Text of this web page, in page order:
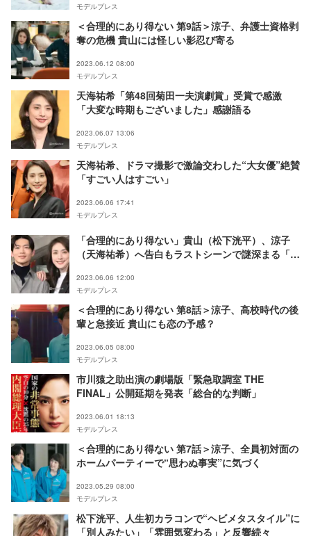
モデルプレス
＜合理的にあり得ない 第9話＞涼子、弁護士資格剥
奪の危機 貴山には怪しい影忍び寄る
2023.06.12 08:00
モデルプレス
天海祐希「第48回菊田一夫演劇賞」受賞で感激
「大変な時期もございました」感謝語る
2023.06.07 13:06
モデルプレス
天海祐希、ドラマ撮影で激論交わした“大女優”絶賛
「すごい人はすごい」
2023.06.06 17:41
モデルプレス
「合理的にあり得ない」貴山（松下洸平）、涼子
（天海祐希）へ告白もラストシーンで謎深まる「本
2023.06.06 12:00
モデルプレス
＜合理的にあり得ない 第8話＞涼子、高校時代の後
輩と急接近 貴山にも恋の予感？
2023.06.05 08:00
モデルプレス
市川猿之助出演の劇場版「緊急取調室 THE
FINAL」公開延期を発表「総合的な判断」
2023.06.01 18:13
モデルプレス
＜合理的にあり得ない 第7話＞涼子、全員初対面の
ホームパーティーで“思わぬ事実”に気づく
2023.05.29 08:00
モデルプレス
松下洸平、人生初カラコンで“ヘビメタスタイル”に
「別人みたい」「雰囲気変わる」と反響続々